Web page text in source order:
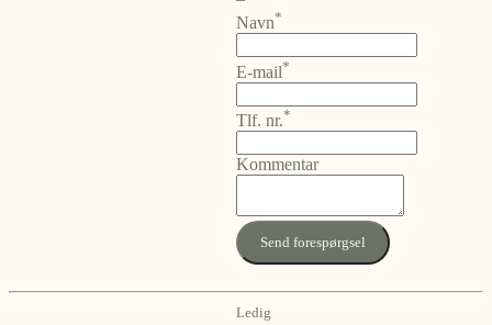
Navn*
E-mail*
Tlf. nr.*
Kommentar
Send forespørgsel
Ledig